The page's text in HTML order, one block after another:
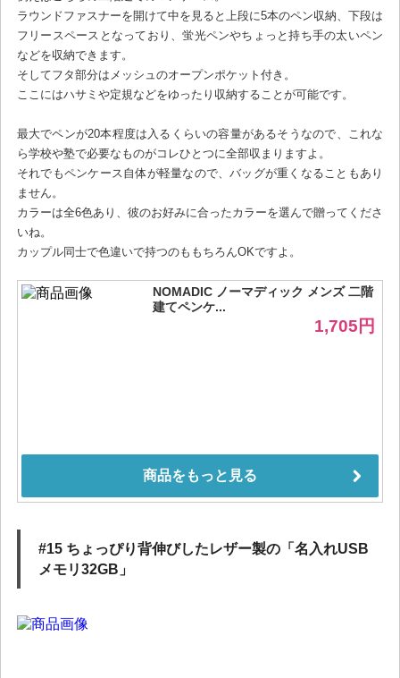
ラウンドファスナーを開けて中を見ると上段に5本のペン収納、下段は
フリースペースとなっており、蛍光ペンやちょっと持ち手の太いペン
などを収納できます。
そしてフタ部分はメッシュのオープンポケット付き。
ここにはハサミや定規などをゆったり収納することが可能です。
最大でペンが20本程度は入るくらいの容量があるそうなので、これな
ら学校や塾で必要なものがコレひとつに全部収まりますよ。
それでもペンケース自体が軽量なので、バッグが重くなることもあり
ません。
カラーは全6色あり、彼のお好みに合ったカラーを選んで贈ってくださ
いね。
カップル同士で色違いで持つのももちろんOKですよ。
#15 ちょっぴり背伸びしたレザー製の「名入れUSB
メモリ32GB」